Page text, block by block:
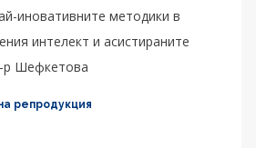
иновативните методики в
интелект и асистираните
р Шефкетова
репродукция